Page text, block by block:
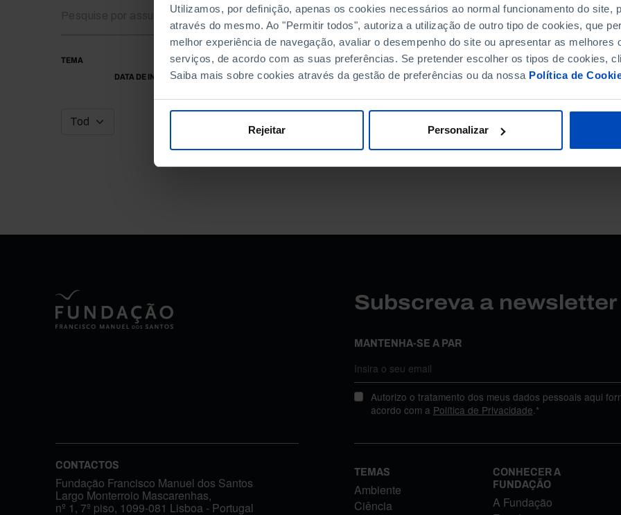
Utilizamos, por definição, apenas os cookies necessários ao normal funcionamento do site,
através do mesmo. Ao "Permitir todos", autoriza a utilização de outro tipo de cookies, que
melhor experiência de navegação, avaliar o desempenho do site ou apresentar as melhores
serviços, de acordo com as suas preferências. Se pretender escolher os tipos de cookies,
Saiba mais sobre cookies através da gestão de preferências ou da nossa Política de
Rejeitar Personalizar
TEMA
DATA DE INÍCIO
DATA DE FIM
Subscreva a
MANTENHA-SE A PAR
Autorizo o tratamento dos meus dados pessoais aqui
acordo com a Política de Privacidade.*
CONTACTOS
Fundação Francisco Manuel dos Santos
Largo Monterroio Mascarenhas,
nº 1, 7º piso, 1099-081 Lisboa - Portugal
TEMAS
Ambiente
Ciência
CONHECER A
FUNDAÇÃO
A Fundação